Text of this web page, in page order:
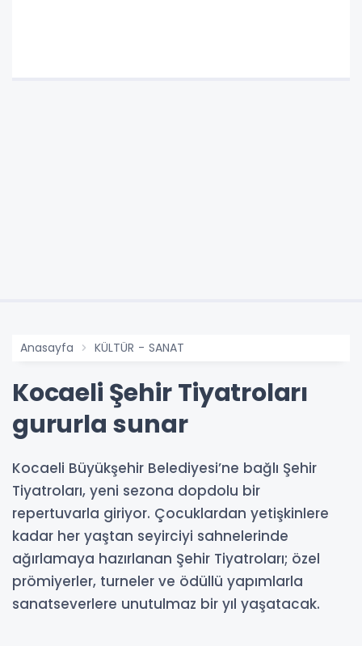
Anasayfa KÜLTÜR - SANAT
Kocaeli Şehir Tiyatroları
gururla sunar
Kocaeli Büyükşehir Belediyesi’ne bağlı Şehir
Tiyatroları, yeni sezona dopdolu bir
repertuvarla giriyor. Çocuklardan yetişkinlere
kadar her yaştan seyirciyi sahnelerinde
ağırlamaya hazırlanan Şehir Tiyatroları; özel
prömiyerler, turneler ve ödüllü yapımlarla
sanatseverlere unutulmaz bir yıl yaşatacak.